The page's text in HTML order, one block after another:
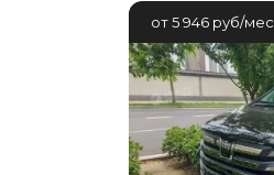
от 5 946 руб/мес